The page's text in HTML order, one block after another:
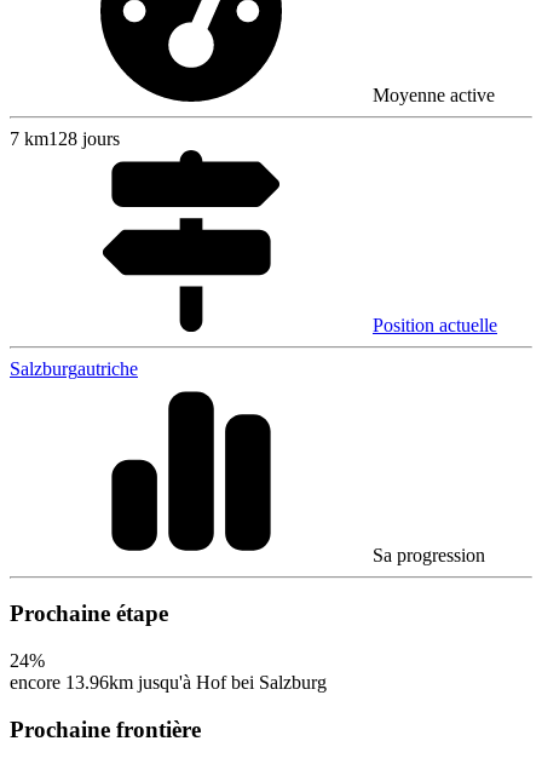
Moyenne active
7 km128 jours
Position actuelle
Salzburgautriche
Sa progression
Prochaine étape
24%
encore 13.96km jusqu'à Hof bei Salzburg
Prochaine frontière